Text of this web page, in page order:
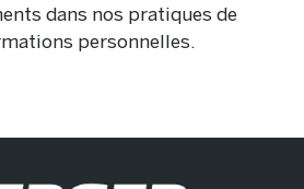
dans nos pratiques de
personnelles.